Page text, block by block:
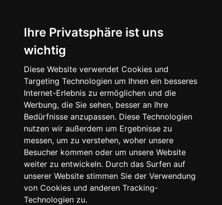
Ihre Privatsphäre ist uns
wichtig
Diese Website verwendet Cookies und
Targeting Technologien um Ihnen ein besseres
Internet-Erlebnis zu ermöglichen und die
Werbung, die Sie sehen, besser an Ihre
Bedürfnisse anzupassen. Diese Technologien
nutzen wir außerdem um Ergebnisse zu
messen, um zu verstehen, woher unsere
Besucher kommen oder um unsere Website
weiter zu entwickeln. Durch das Surfen auf
unserer Website stimmen Sie der Verwendung
von Cookies und anderen Tracking-
Technologien zu.